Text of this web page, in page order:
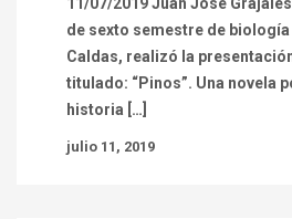
de sexto semestre de
Caldas, realizó la
titulado: “Pinos”. Una novela
historia […]
julio 11, 2019